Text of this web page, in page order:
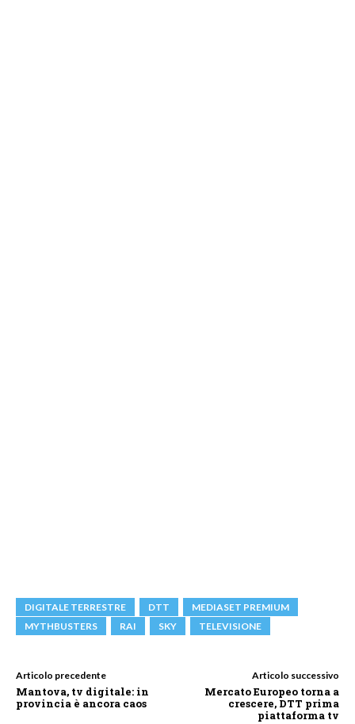
DIGITALE TERRESTRE DTT
MEDIASET PREMIUM
MYTHBUSTERS
RAI SKY TELEVISIONE
Articolo precedente
Mantova, tv digitale: in
provincia è ancora caos
Articolo successivo
Mercato Europeo torna a
crescere, DTT prima
piattaforma tv